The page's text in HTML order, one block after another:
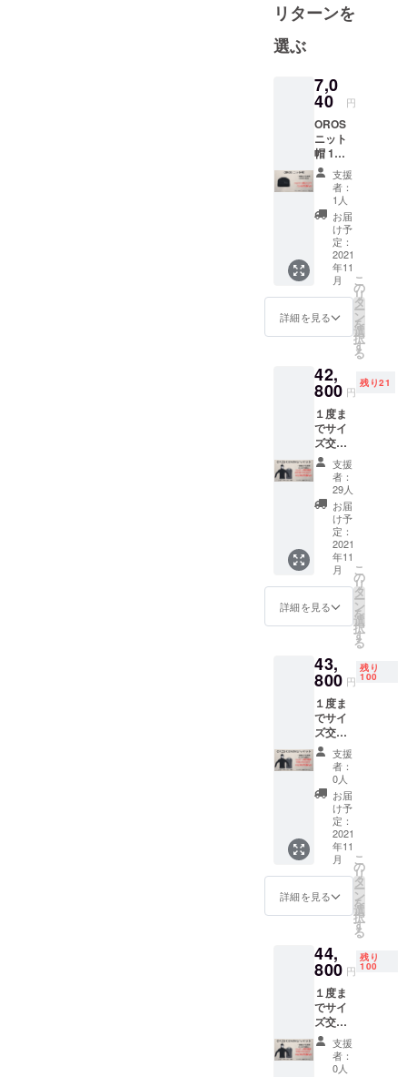
像制作、音
響など空間
演出によ
り、心に残
る思い出を
お届けしま
リターンを
選ぶ
7,0
40 円
OROS
ニット
帽 1個 ※
リター
ン価格
は消費
税を含
みま
す。送
料は無
料で
す。 ※
配送時
期：
2021年
11月予
部のデ
ザイ
ン、仕
様につ
きまし
ては予
告なく
変更に
なる場
合がご
ざいま
す。ご
了承く
ださ
い。
支援
者：
1人
お届
け予
定：
2021
年11
月
詳細を見る
こ
の
リ
タ
ー
ン
を
選
択
す
る
42,
800 円
残り21
１度ま
でサイ
ズ交換
OK ※サ
イズ交
換用の
在庫を
別にご
用意し
ており
ます
が、万
が一在
庫がな
くなっ
た場合
換でき
ないこ
ともご
ざいま
すので
あらか
じめご
了承く
ださ
い。 サ
イズに
迷う場
合は普
段着て
いるサ
イズの
一つ下
OROS
GEMINI
ジャ
ケット
１着 ※
リター
ン価格
は消費
税を含
支援
者：
29人
お届
け予
定：
2021
年11
月
詳細を見る
こ
の
リ
タ
ー
ン
を
選
択
す
る
43,
800 円
残り
100
１度ま
でサイ
ズ交換
OK ※サ
イズ交
換用の
在庫を
別にご
用意し
ており
ます
が、万
が一在
庫がな
くなっ
た場合
換でき
ないこ
ともご
ざいま
すので
あらか
じめご
了承く
ださ
支援
者：
0人
お届
け予
定：
2021
年11
月
詳細を見る
こ
の
リ
タ
ー
ン
を
選
択
す
る
44,
800 円
残り
100
１度ま
でサイ
ズ交換
OK ※サ
イズ交
換用の
支援
者：
0人